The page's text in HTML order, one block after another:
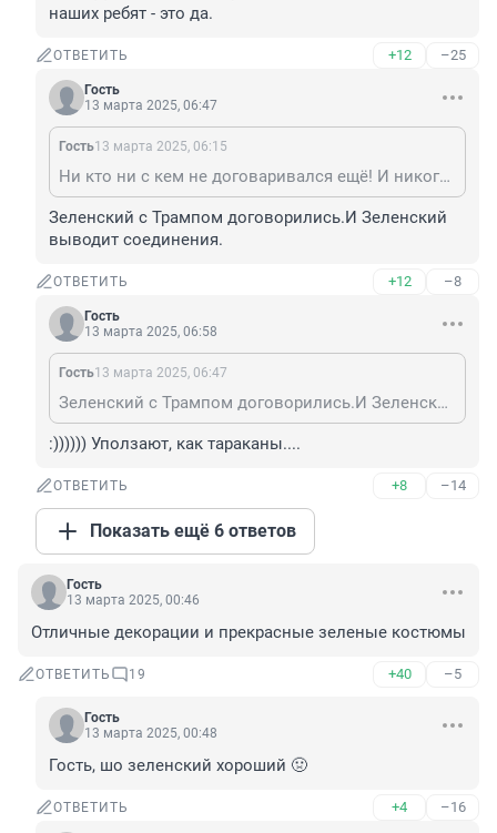
наших ребят - это да.
ОТВЕТИТЬ +12 –25
Гость
13 марта 2025, 06:47
Гость13 марта 2025, 06:15
Ни кто ни с кем не договаривался ещё! И никого не ВЫВОДИЛ. Тикают впереди собственного визга от наших ребят - это да.
Зеленский с Трампом договорились.И Зеленский
выводит соединения.
ОТВЕТИТЬ +12 –8
Гость
13 марта 2025, 06:58
Гость13 марта 2025, 06:47
Зеленский с Трампом договорились.И Зеленский выводит соединения.
:)))))) Уползают, как тараканы....
ОТВЕТИТЬ +8 –14
Показать ещё 6 ответов
Гость
13 марта 2025, 00:46
Отличные декорации и прекрасные зеленые костюмы
ОТВЕТИТЬ 19 +40 –5
Гость
13 марта 2025, 00:48
Гость, шо зеленский хороший 🤢
ОТВЕТИТЬ +4 –16